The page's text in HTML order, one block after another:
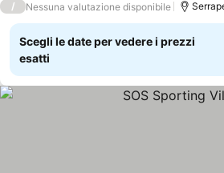
/
Nessuna valutazione disponibile
Scegli le date per vedere i prezzi
esatti